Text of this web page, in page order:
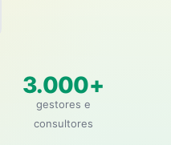
3.000+
gestores e
consultores